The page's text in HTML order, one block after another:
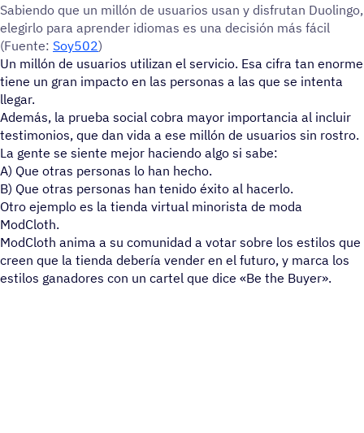
Sabiendo que un millón de usua­rios usan y disfru­tan Duolingo,
elegirlo para apren­der idiomas es una deci­sión más fácil
(Fuente: Soy502)
Un millón de usuarios utilizan el servicio. Esa cifra tan enorme
tiene un gran impacto en las personas a las que se intenta
llegar.
Además, la prueba social cobra mayor importancia al incluir
testimonios, que dan vida a ese millón de usuarios sin rostro.
La gente se siente mejor haciendo algo si sabe:
A) Que otras personas lo han hecho.
B) Que otras personas han tenido éxito al hacerlo.
Otro ejemplo es la tienda virtual minorista de moda
ModCloth.
ModCloth anima a su comunidad a votar sobre los estilos que
creen que la tienda debería vender en el futuro, y marca los
estilos ganadores con un cartel que dice «Be the Buyer».